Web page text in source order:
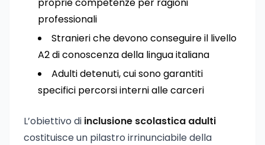
professionali
Stranieri che devono conseguire il livello
A2 di conoscenza della lingua italiana
Adulti detenuti, cui sono garantiti
specifici percorsi interni alle carceri
L’obiettivo di inclusione scolastica adulti
costituisce un pilastro irrinunciabile della